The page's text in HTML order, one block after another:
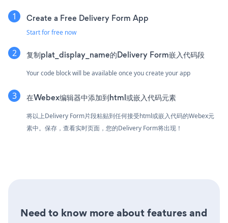
Create a Free Delivery Form App
Start for free now
复制plat_display_name的Delivery Form嵌入代码段
Your code block will be available once you create your app
在Webex编辑器中添加到html或嵌入代码元素
将以上Delivery Form片段粘贴到任何接受html或嵌入代码的Webex元
素中。保存，查看实时页面，您的Delivery Form将出现！
Need to know more about features and